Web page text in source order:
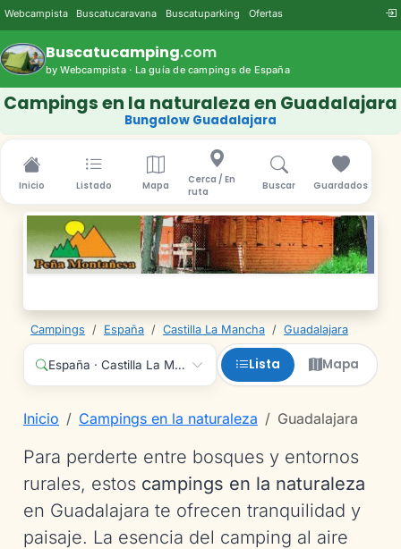
Webcampista Buscatucaravana Buscatuparking Ofertas
Buscatucamping.com
by Webcampista · La guía de campings de España
Campings en la naturaleza en Guadalajara
Bungalow Guadalajara
Inicio Listado Mapa
Cerca / En
ruta
Buscar Guardados
Campings / España / Castilla La Mancha / Guadalajara
España · Castilla La Mancha · Guadalajara · Cualquier
Lista Mapa
Inicio Campings en la naturaleza Guadalajara
Para perderte entre bosques y entornos
rurales, estos campings en la naturaleza
en Guadalajara te ofrecen tranquilidad y
paisaje. La esencia del camping al aire